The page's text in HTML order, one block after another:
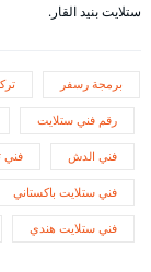
ستلايت بنيد القار.
برمجة رسفر
رقم فني ستلايت
فني الدش فني
فني ستلايت باكستاني
فني ستلايت هندي